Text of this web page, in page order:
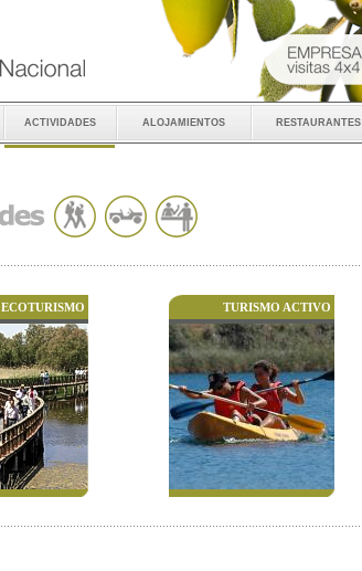
actividades alojamientos restaurantes
ECOTURISMO TURISMO ACTIVO